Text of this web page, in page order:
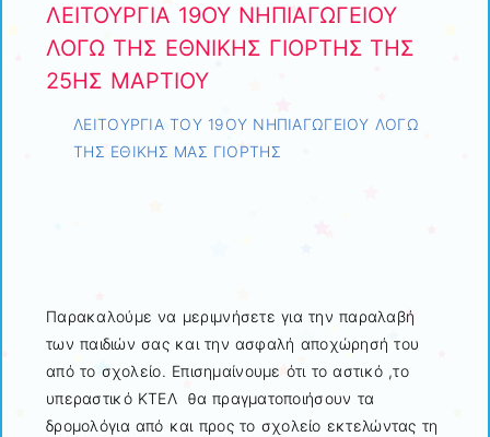
ΛΕΙΤΟΥΡΓΙΑ 19ΟΥ ΝΗΠΙΑΓΩΓΕΙΟΥ
ΛΟΓΩ ΤΗΣ ΕΘΝΙΚΗΣ ΓΙΟΡΤΗΣ ΤΗΣ
25ΗΣ ΜΑΡΤΙΟΥ
ΛΕΙΤΟΥΡΓΙΑ ΤΟΥ 19ΟΥ ΝΗΠΙΑΓΩΓΕΙΟΥ ΛΟΓΩ
ΤΗΣ ΕΘΙΚΗΣ ΜΑΣ ΓΙΟΡΤΗΣ
Παρακαλούμε να μεριμνήσετε για την παραλαβή
των παιδιών σας και την ασφαλή αποχώρησή του
από το σχολείο. Επισημαίνουμε ότι το αστικό ,το
υπεραστικό ΚΤΕΛ θα πραγματοποιήσουν τα
δρομολόγια από και προς το σχολείο εκτελώντας τη